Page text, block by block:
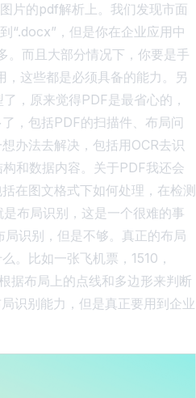
片的pdf解析上。我们发现市面
“.docx”，但是你在企业应用中
。而且大部分情况下，你要是手
这些都是必须具备的能力。另
，原来觉得PDF是最省心的，
，包括PDF的扫描件、布局问
办法去解决，包括用OCR去识
和数据内容。关于PDF我还会
在图文格式下如何处理，在检测
布局识别，这是一个很难的事
识别，但是不够。真正的布局
。比如一张飞机票，1510，
据布局上的点线和多边形来判断
识别能力，但是真正要用到企业